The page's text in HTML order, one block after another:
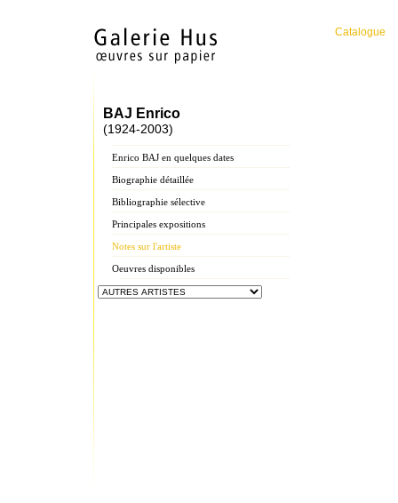
Catalogue
BAJ Enrico
(1924-2003)
Enrico BAJ en quelques dates
Biographie détaillée
Bibliographie sélective
Principales expositions
Notes sur l'artiste
Oeuvres disponibles